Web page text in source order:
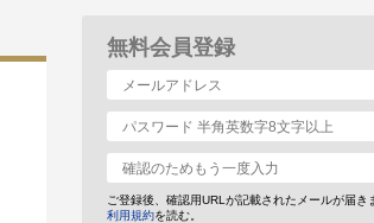
無料会員登録
ご登録後、確認用URLが記載されたメールが届き
利用規約を読む。